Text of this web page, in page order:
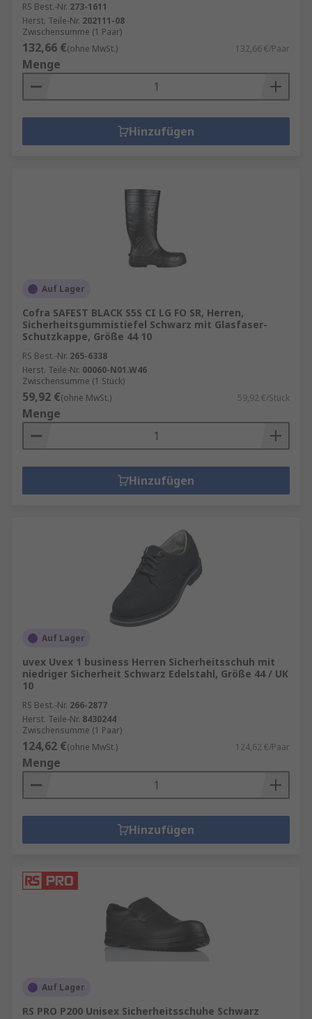
RS Best.-Nr. 273-1611
Herst. Teile-Nr. 202111-08
Zwischensumme (1 Paar)
132,66 €(ohne MwSt.) 132,66 €/Paar
Menge
Hinzufügen
Auf Lager
Cofra SAFEST BLACK S5S CI LG FO SR, Herren,
Sicherheitsgummistiefel Schwarz mit Glasfaser-
Schutzkappe, Größe 44 10
RS Best.-Nr. 265-6338
Herst. Teile-Nr. 00060-N01.W46
Zwischensumme (1 Stück)
59,92 €(ohne MwSt.) 59,92 €/Stück
Menge
Hinzufügen
Auf Lager
uvex Uvex 1 business Herren Sicherheitsschuh mit
niedriger Sicherheit Schwarz Edelstahl, Größe 44 / UK
10
RS Best.-Nr. 266-2877
Herst. Teile-Nr. 8430244
Zwischensumme (1 Paar)
124,62 €(ohne MwSt.) 124,62 €/Paar
Menge
Hinzufügen
Auf Lager
RS PRO P200 Unisex Sicherheitsschuhe Schwarz